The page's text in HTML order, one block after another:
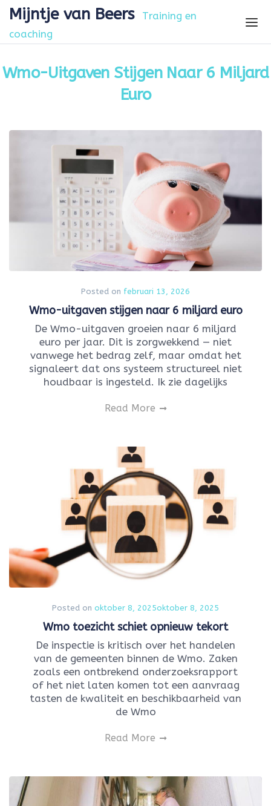
Skip to the content
Mijntje van Beers
Training en
coaching
Wmo-Uitgaven Stijgen Naar 6 Miljard
Euro
Posted on februari 13, 2026
Wmo-uitgaven stijgen naar 6 miljard euro
De Wmo-uitgaven groeien naar 6 miljard
euro per jaar. Dit is zorgwekkend — niet
vanwege het bedrag zelf, maar omdat het
signaleert dat ons systeem structureel niet
houdbaar is ingesteld. Ik zie dagelijks
Read More
Posted on oktober 8, 2025oktober 8, 2025
Wmo toezicht schiet opnieuw tekort
De inspectie is kritisch over het handelen
van de gemeenten binnen de Wmo. Zaken
zoals een ontbrekend onderzoeksrapport
of het niet laten komen tot een aanvraag
tasten de kwaliteit en beschikbaarheid van
de Wmo
Read More